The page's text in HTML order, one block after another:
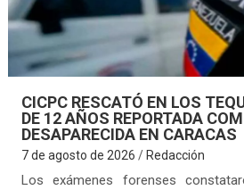
CICPC RESCATÓ EN LOS
DE 12 AÑOS REPORTADA
DESAPARECIDA EN CARACAS
7 de agosto de 2026 Redacción
Los exámenes forenses